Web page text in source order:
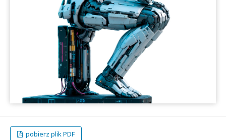
pobierz plik PDF